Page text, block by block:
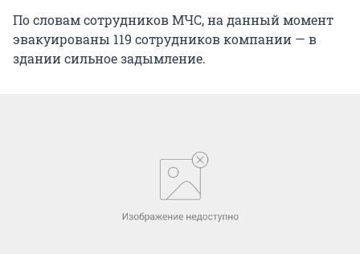
По словам сотрудников МЧС, на данный момент
эвакуированы 119 сотрудников компании — в
здании сильное задымление.